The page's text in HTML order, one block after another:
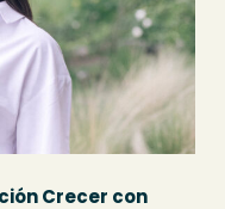
Crecer con